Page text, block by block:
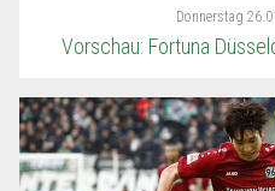
Donnerstag
Vorschau: Fortuna